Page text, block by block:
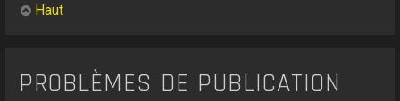
Haut
PROBLÈMES DE PUBLICATION